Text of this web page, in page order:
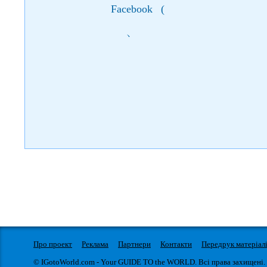
Facebook (
)
Про проект Реклама Партнери Контакти
Передрук
© IGotoWorld.com - Your GUIDE TO the WORLD. Всі права захищені.